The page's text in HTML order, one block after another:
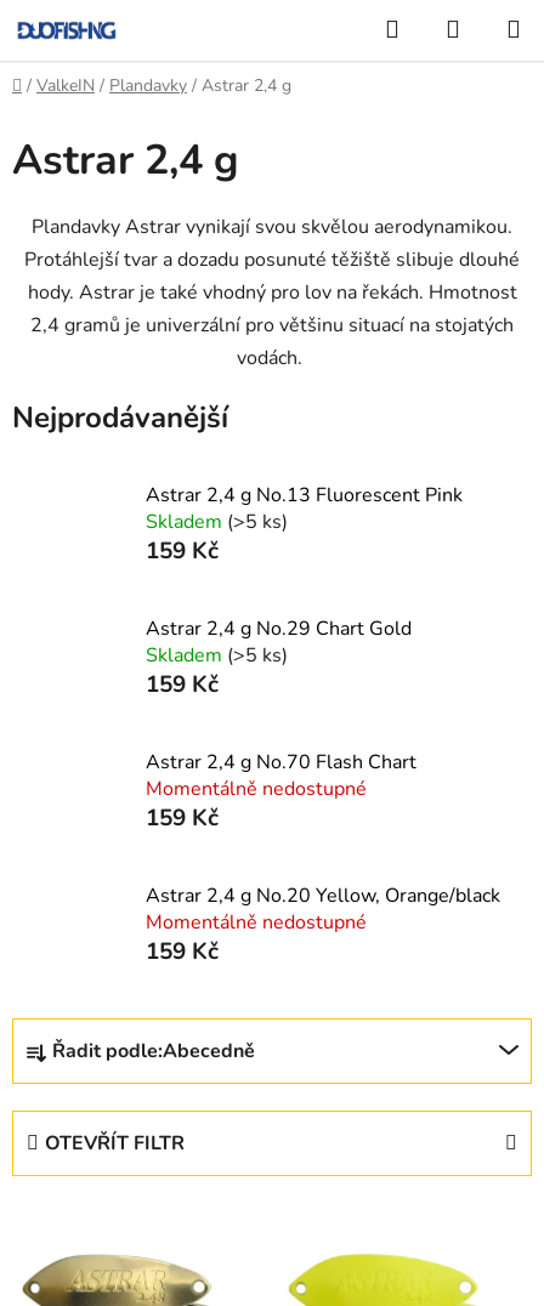
na
obsah
Hledat
KOŠÍK
Domů
/ ValkeIN / Plandavky / Astrar 2,4 g
Astrar 2,4 g
Plandavky Astrar vynikají svou skvělou aerodynamikou.
Protáhlejší tvar a dozadu posunuté těžiště slibuje dlouhé
hody. Astrar je také vhodný pro lov na řekách. Hmotnost
2,4 gramů je univerzální pro většinu situací na stojatých
vodách.
Nejprodávanější
Astrar 2,4 g No.13 Fluorescent Pink
Skladem (>5 ks)
159 Kč
Astrar 2,4 g No.29 Chart Gold
Skladem (>5 ks)
159 Kč
Astrar 2,4 g No.70 Flash Chart
Momentálně nedostupné
159 Kč
Astrar 2,4 g No.20 Yellow, Orange/black
Momentálně nedostupné
159 Kč
Ř
z
o
Řadit podle:Abecedně
OTEVŘÍT FILTR
p